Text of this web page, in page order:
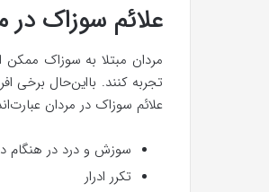
علائم سوزاک در
مردان مبتلا به سوزاک
تجربه کنند. بااین‌حال برخی
علائم سوزاک در مردان
سوزش و درد در هنگام
تکرر ادرار